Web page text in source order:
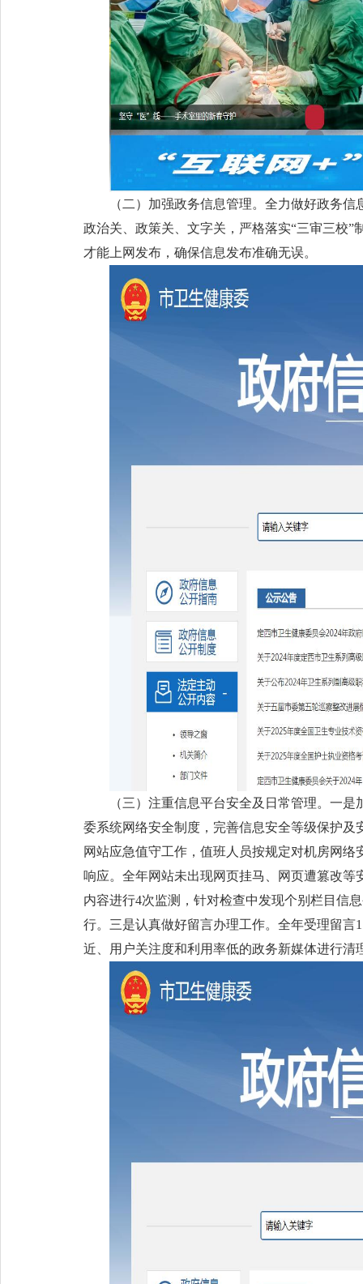
（二）加强政务信息管理。全力做好政务
政治关、政策关、文字关，严格落实“三审三校
才能上网发布，确保信息发布准确无误。
（三）注重信息平台安全及日常管理。一
委系统网络安全制度，完善信息安全等级保护
网站应急值守工作，值班人员按规定对机房网
响应。全年网站未出现网页挂马、网页遭篡改
内容进行4次监测，针对检查中发现个别栏目信
行。三是认真做好留言办理工作。全年受理留
近、用户关注度和利用率低的政务新媒体进行